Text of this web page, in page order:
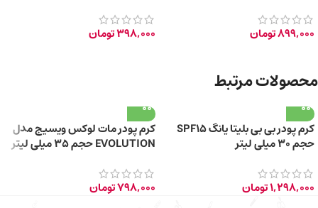
899,000تومان 398,000تومان
محصولات مرتبط
کرم پودر بی بی بلیتا یانگ SPF15
حجم ۳۰ میلی لیتر
1,298,000تومان
کرم پودر مات لوکس ویسیج مدل
EVOLUTION حجم 35 میلی لیتر
798,000تومان